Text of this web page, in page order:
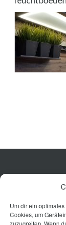
Um dir ein
Cookies, um
zuzugreifen. Wenn
Planung
Rechner
Projekte